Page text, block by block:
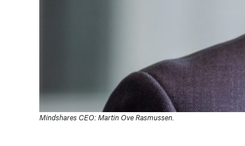
Mindshares CEO: Martin Ove Rasmussen.